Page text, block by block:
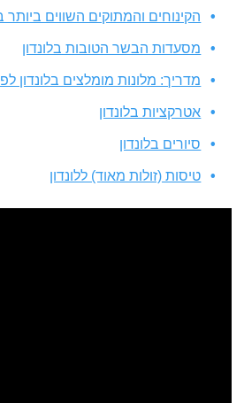
הקינוחים והמתוקים השווים ביותר
מסעדות הבשר הטובות בלונדון
מדריך: מלונות מומלצים בלונדון
אטרקציות בלונדון
סיורים בלונדון
טיסות (זולות מאוד) ללונדון